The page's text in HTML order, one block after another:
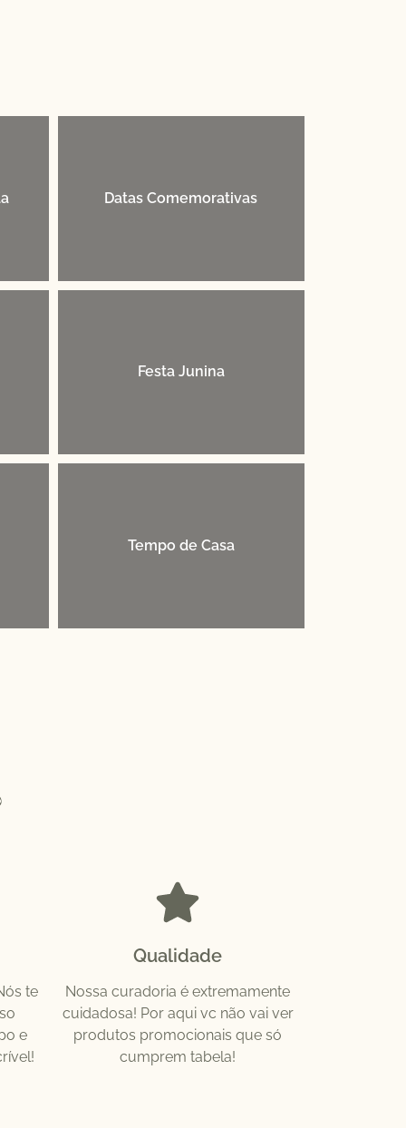
Datas Comemorativas
Festa Junina
Tempo de Casa
te
e
Qualidade
Nossa curadoria é extremamente
cuidadosa! Por aqui vc não vai ver
produtos promocionais que só
cumprem tabela!